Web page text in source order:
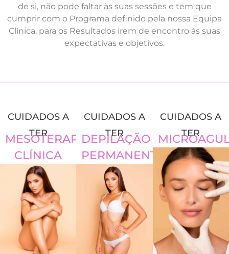
de si, não pode faltar às suas sessões e tem que
cumprir com o Programa definido pela nossa Equipa
Clínica, para os Resultados irem de encontro às suas
expectativas e objetivos.
CUIDADOS A
TER
MESOTERAPIA
CLÍNICA
CUIDADOS A
TER
DEPILAÇÃO
PERMANENTE
CUIDADOS A
TER